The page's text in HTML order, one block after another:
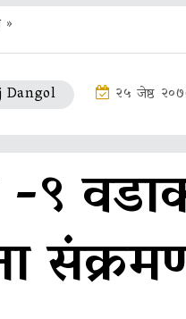
»
Dangol २५ जेष्ठ
९